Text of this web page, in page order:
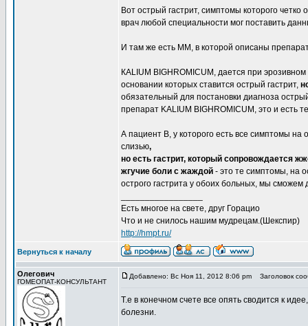
Вот острый гастрит, симптомы которого
врач любой специальности мог поставить
И там же есть ММ, в которой описаны
КALIUM BIGHROMICUM, дается при
основании которых ставится острый гастрит,
обязательный для постановки диагноза
препарат KALIUM BIGHROMICUM, это и есть
А пациент В, у которого есть все симптомы на
слизью,
но есть гастрит, который сопровождается
жгучие боли с жаждой - это те симптомы, на
острого гастрита у обоих больных, мы
Есть многое на свете, друг Горацио
Что и не снилось нашим мудрецам.(Шекспир)
http://hmpt.ru/
Вернуться к началу
Олегович
ГОМЕОПАТ-КОНСУЛЬТАНТ
Добавлено: Вс Ноя 11, 2012 8:06 pm Заголовок
Т.е в конечном счете все опять сводится к
болезни.